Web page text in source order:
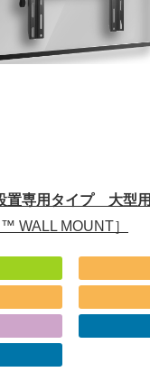
置専用タイプ 大型用
WALL MOUNT］